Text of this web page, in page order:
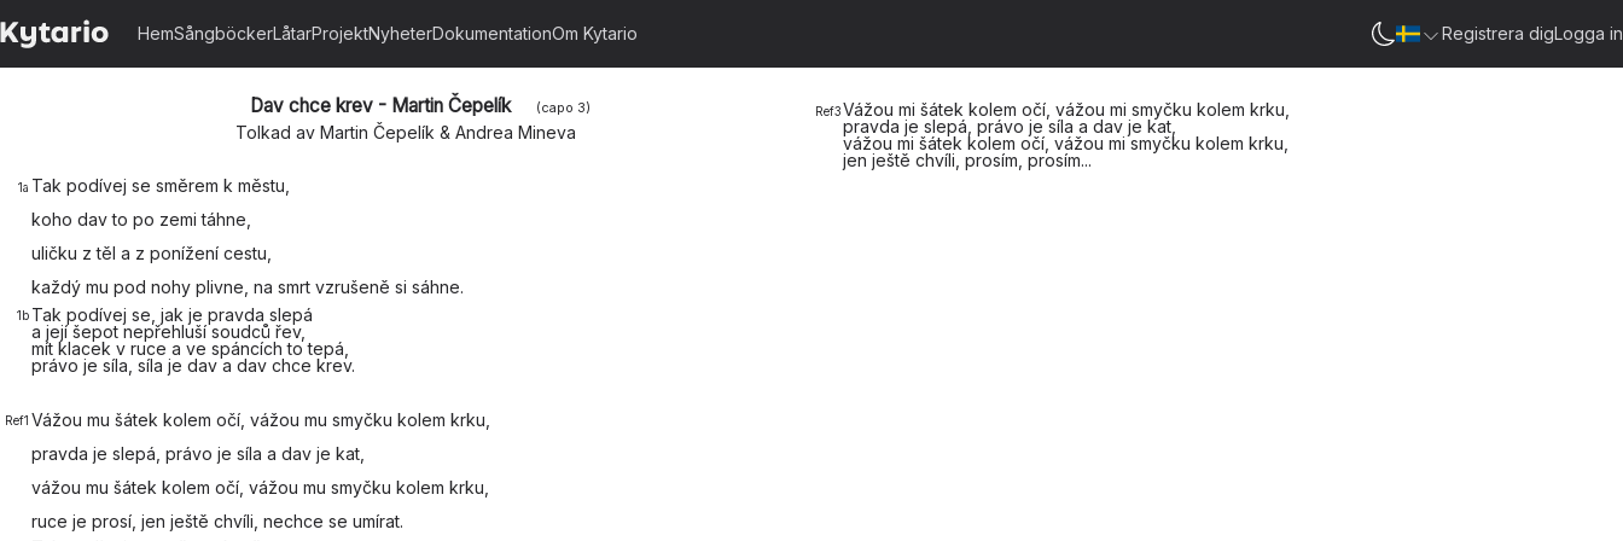
HemSångböckerLåtarProjektNyheterDokumentationOm Kytario Registrera digLogga in
Dav chce krev - Martin Čepelík (capo 3)
Tolkad av Martin Čepelík & Andrea Mineva
1a Tak podívej se směrem k městu,
koho dav to po zemi táhne,
uličku z těl a z ponížení cestu,
každý mu pod nohy plivne, na smrt vzrušeně si sáhne.
1b Tak podívej se, jak je pravda slepá
a její šepot nepřehluší soudců řev,
mít klacek v ruce a ve spáncích to tepá,
právo je síla, síla je dav a dav chce krev.
Ref1 Vážou mu šátek kolem očí, vážou mu smyčku kolem krku,
pravda je slepá, právo je síla a dav je kat,
vážou mu šátek kolem očí, vážou mu smyčku kolem krku,
ruce je prosí, jen ještě chvíli, nechce se umírat.
Ref3 Vážou mi šátek kolem očí, vážou mi smyčku kolem krku,
pravda je slepá, právo je síla a dav je kat,
vážou mi šátek kolem očí, vážou mi smyčku kolem krku,
jen ještě chvíli, prosím, prosím...